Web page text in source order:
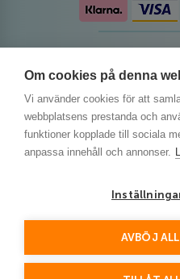
Om cookies på denna
Vi använder cookies för att
webbplatsens prestanda och
funktioner kopplade till sociala
anpassa innehåll och annonser.
AVBÖJ
This site is protected by
andTerms